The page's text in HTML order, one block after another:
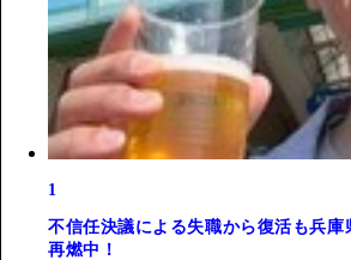
1
不信任決議による失職から復活も兵
再燃中！